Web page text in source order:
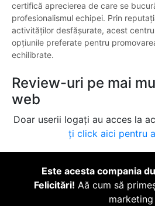
certifică aprecierea de care se
profesionalismul echipei. Prin
activităților desfășurate, acest
opțiunile preferate pentru
echilibrate.
Review-uri pe mai
web
Doar userii logați au acces la
ți click aici pentru
Este acesta compania
Felicitări! Aă cum să
marketing